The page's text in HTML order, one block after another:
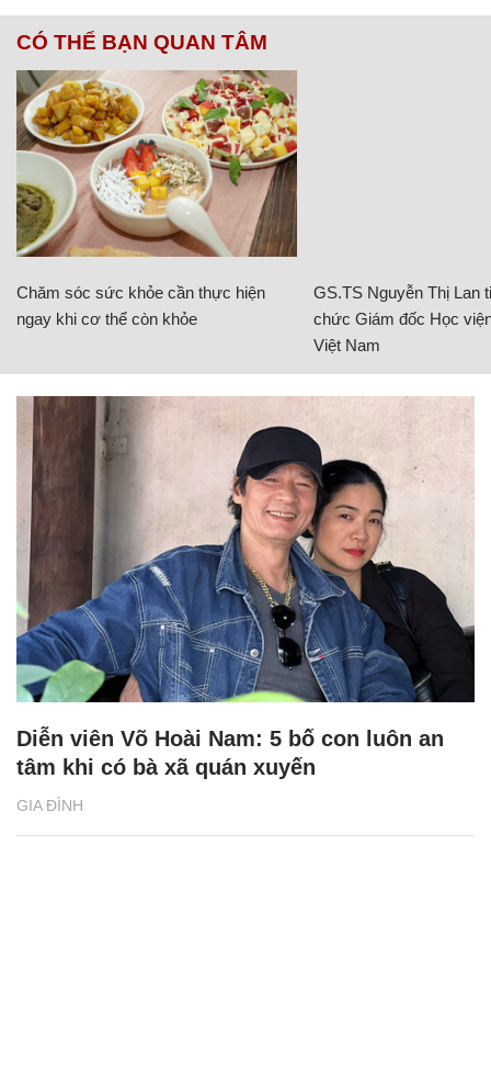
CÓ THỂ BẠN QUAN TÂM
Chăm sóc sức khỏe cần thực hiện
ngay khi cơ thể còn khỏe
GS.TS Nguyễn Thị Lan
chức Giám đốc Học
Việt Nam
GIA ĐÌNH
Diễn viên Võ Hoài Nam: 5 bố con luôn an
tâm khi có bà xã quán xuyến